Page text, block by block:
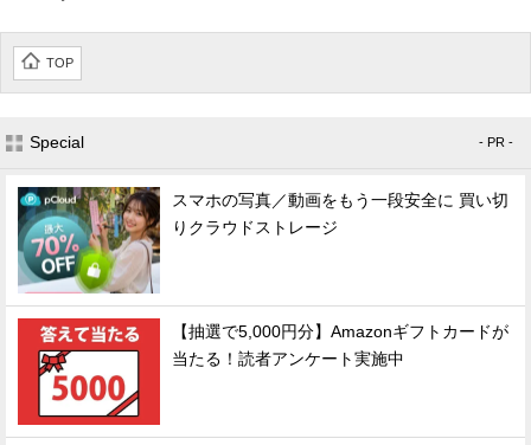
TOP
Special - PR -
スマホの写真／動画をもう一段安全に 買い切
りクラウドストレージ
【抽選で5,000円分】Amazonギフトカードが
当たる！読者アンケート実施中